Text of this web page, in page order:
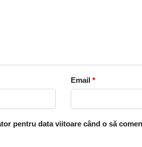
Email *
pentru data viitoare când o să